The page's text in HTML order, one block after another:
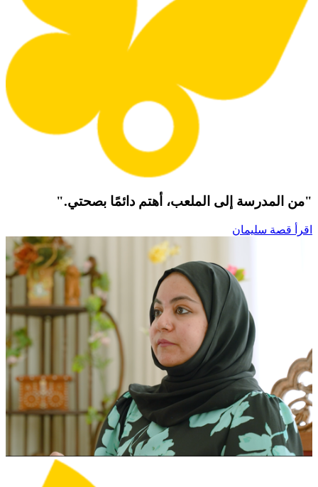
"من المدرسة إلى الملعب، أهتم دائمًا بصحتي."
اقرأ قصة سليمان